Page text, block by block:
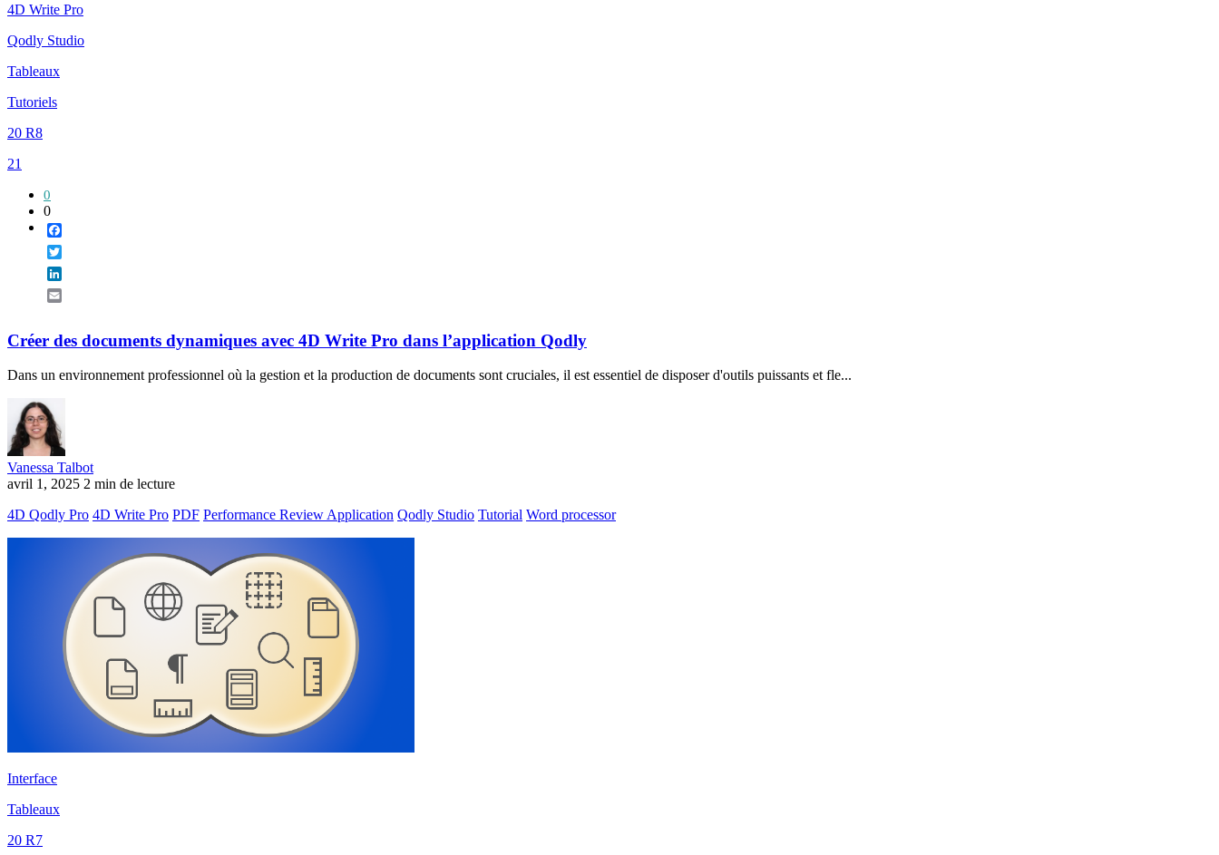
4D Write Pro
Qodly Studio
Tableaux
Tutoriels
20 R8
21
0
0
Créer des documents dynamiques avec 4D Write Pro dans l’application Qodly
Dans un environnement professionnel où la gestion et la production de documents sont cruciales, il est essentiel de disposer d'outils puissants et fle...
Vanessa Talbot
avril 1, 2025 2 min de lecture
4D Qodly Pro 4D Write Pro PDF Performance Review Application Qodly Studio Tutorial Word processor
Interface
Tableaux
20 R7